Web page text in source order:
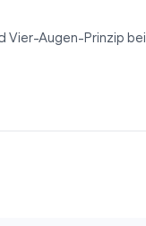
Vier-Augen-Prinzip bei